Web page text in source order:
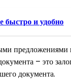
быстро и удобно
– это
документа.